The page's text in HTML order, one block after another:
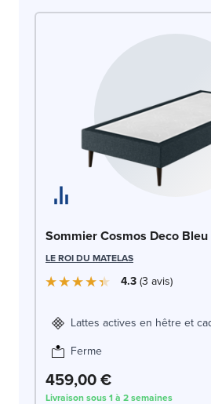
Sommier Cosmos Deco
LE ROI DU MATELAS
4.3 3 avis
Lattes actives en hêtre et
Ferme
459,00 €
Livraison sous 1 à 2 semaines